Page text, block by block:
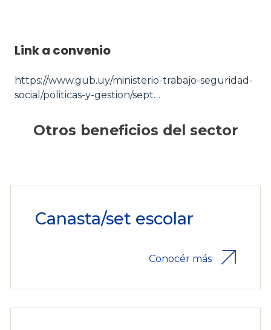
Link a convenio
https://www.gub.uy/ministerio-trabajo-seguridad-
social/politicas-y-gestion/sept…
Otros beneficios del sector
Canasta/set escolar
Conocér más